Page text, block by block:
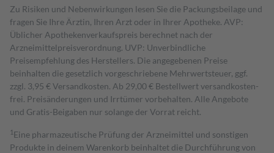
Zu Risiken und Nebenwirkungen lesen Sie die Packungsbeilage und
fragen Sie Ihre Ärztin, Ihren Arzt oder in Ihrer Apotheke. AVP:
Üblicher Apothekenverkaufspreis berechnet nach der
Arzneimittelpreisverordnung. UVP: Unverbindliche
Preisempfehlung des Herstellers. Die angegebenen Preise
beinhalten die gesetzlich vorgeschriebene Mehrwertsteuer, ggf.
zzgl. 3,95 € Versandkosten. Ab 29,00 € Bestell­wert versand­kosten­
frei. Preisänderungen und Irrtümer vorbehalten. Alle Angebote
und Gratis-Beigaben nur solange der Vorrat reicht.
1 Eine pharmazeutische Prüfung der Arzneimittel und sonstigen
Produkte in deinem Warenkorb beinhaltet die Durchführung von